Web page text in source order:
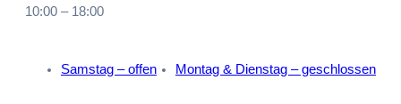
10:00 – 18:00
Samstag – offen Montag & Dienstag – geschlossen